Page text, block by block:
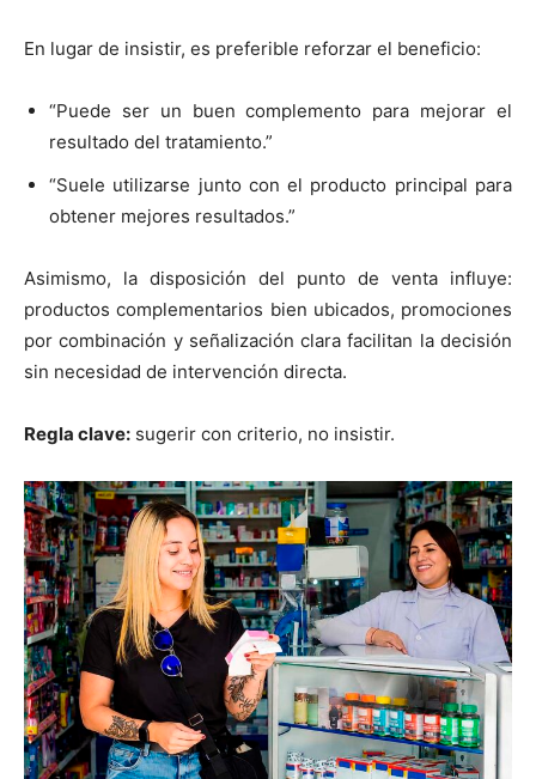
En lugar de insistir, es preferible reforzar el beneficio:
“Puede ser un buen complemento para mejorar el
resultado del tratamiento.”
“Suele utilizarse junto con el producto principal para
obtener mejores resultados.”
Asimismo, la disposición del punto de venta influye:
productos complementarios bien ubicados, promociones
por combinación y señalización clara facilitan la decisión
sin necesidad de intervención directa.
Regla clave: sugerir con criterio, no insistir.